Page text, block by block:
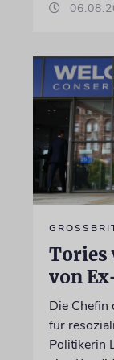
Tories
von
Die Chefin
für
Politikerin